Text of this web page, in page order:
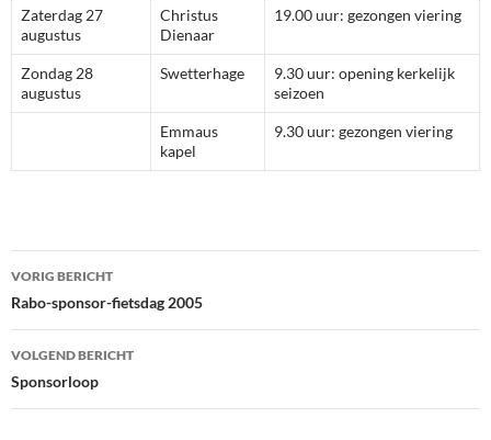
Zaterdag 27
augustus
Christus
Dienaar
19.00 uur: gezongen viering
Zondag 28
augustus
Swetterhage
9.30 uur: opening kerkelijk
seizoen
Emmaus
kapel
9.30 uur: gezongen viering
Bericht
navigatie
VORIG BERICHT
Rabo-sponsor-fietsdag 2005
VOLGEND BERICHT
Sponsorloop